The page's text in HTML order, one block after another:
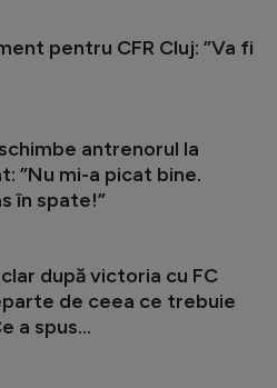
pentru CFR Cluj: ”Va fi
antrenorul la
”Nu mi-a picat bine.
în spate!”
după victoria cu FC
de ceea ce trebuie
a spus...